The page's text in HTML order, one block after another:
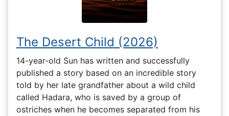
The Desert Child (2026)
14-year-old Sun has written and successfully
published a story based on an incredible story
told by her late grandfather about a wild child
called Hadara, who is saved by a group of
ostriches when he becomes separated from his